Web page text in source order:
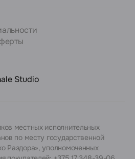
Studio
местных исполнительных
по месту государственной
Раздора», уполномоченных